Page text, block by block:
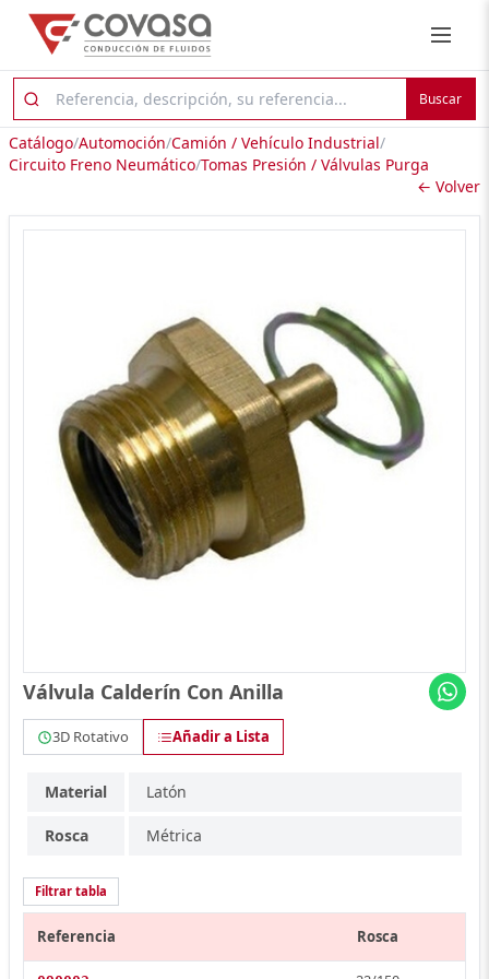
Buscar
Catálogo/Automoción/Camión / Vehículo Industrial/
Circuito Freno Neumático/Tomas Presión / Válvulas Purga
← Volver
Válvula Calderín Con Anilla
3D Rotativo Añadir a Lista
Material Latón
Rosca Métrica
Filtrar tabla
Referencia Rosca